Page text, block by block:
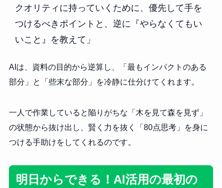
クオリティに持っていくために、優先して手を
つけるべきポイントと、逆に『やらなくてもい
いこと』を教えて」
AIは、資料の目的から逆算し、「最もインパクトのある
部分」と「些末な部分」を冷静に仕分けてくれます。
一人で作業していると陥りがちな「木を見て森を見ず」
の状態から抜け出し、賢く力を抜く「80点思考」を身に
つける手助けをしてくれるのです。
明日からできる！AI活用の最初の